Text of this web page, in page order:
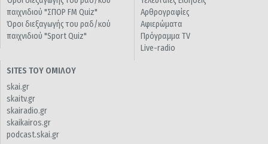
παιχνιδιού "ΣΠΟΡ FM Quiz"
Όροι διεξαγωγής του ραδ/κού
παιχνιδιού "Sport Quiz"
Αρθρογραφίες
Αφιερώματα
Πρόγραμμα TV
Live-radio
SITES ΤΟΥ ΟΜΙΛΟΥ
skai.gr
skaitv.gr
skairadio.gr
skaikairos.gr
podcast.skai.gr